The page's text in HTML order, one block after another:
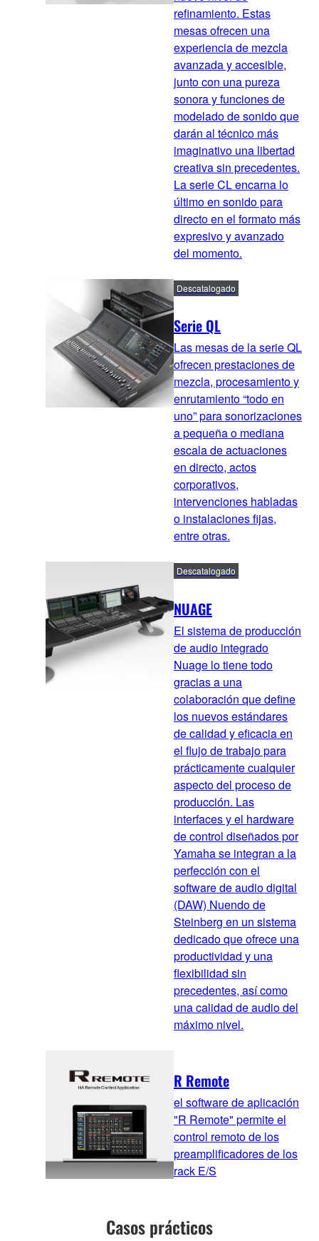
refinamiento. Estas
mesas ofrecen una
experiencia de mezcla
avanzada y accesible,
junto con una pureza
sonora y funciones de
modelado de sonido que
darán al técnico más
imaginativo una libertad
creativa sin precedentes.
La serie CL encarna lo
último en sonido para
directo en el formato más
expresivo y avanzado
del momento.
Serie QL
Descatalogado
Las mesas de la serie QL
ofrecen prestaciones de
mezcla, procesamiento y
enrutamiento “todo en
uno” para sonorizaciones
a pequeña o mediana
escala de actuaciones
en directo, actos
corporativos,
intervenciones habladas
o instalaciones fijas,
entre otras.
NUAGE
Descatalogado
El sistema de producción
de audio integrado
Nuage lo tiene todo
gracias a una
colaboración que define
los nuevos estándares
de calidad y eficacia en
el flujo de trabajo para
prácticamente cualquier
aspecto del proceso de
producción. Las
interfaces y el hardware
de control diseñados por
Yamaha se integran a la
perfección con el
software de audio digital
(DAW) Nuendo de
Steinberg en un sistema
dedicado que ofrece una
productividad y una
flexibilidad sin
precedentes, así como
una calidad de audio del
máximo nivel.
R Remote
el software de aplicación
"R Remote" permite el
control remoto de los
preamplificadores de los
rack E/S
Casos prácticos